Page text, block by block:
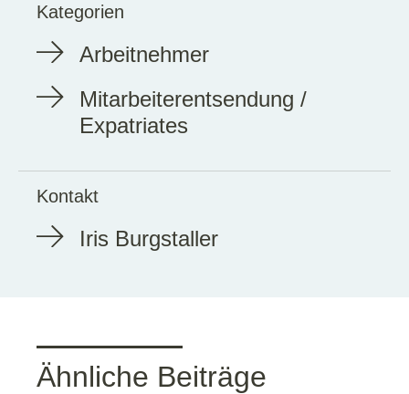
Kategorien
Arbeitnehmer
Mitarbeiterentsendung /
Expatriates
Kontakt
Iris Burgstaller
Ähnliche Beiträge